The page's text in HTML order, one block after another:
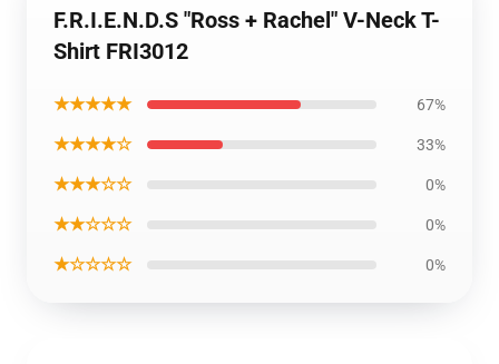
F.R.I.E.N.D.S "Ross + Rachel" V-Neck T-
Shirt FRI3012
★★★★★ 67%
★★★★☆ 33%
★★★☆☆ 0%
★★☆☆☆ 0%
★☆☆☆☆ 0%